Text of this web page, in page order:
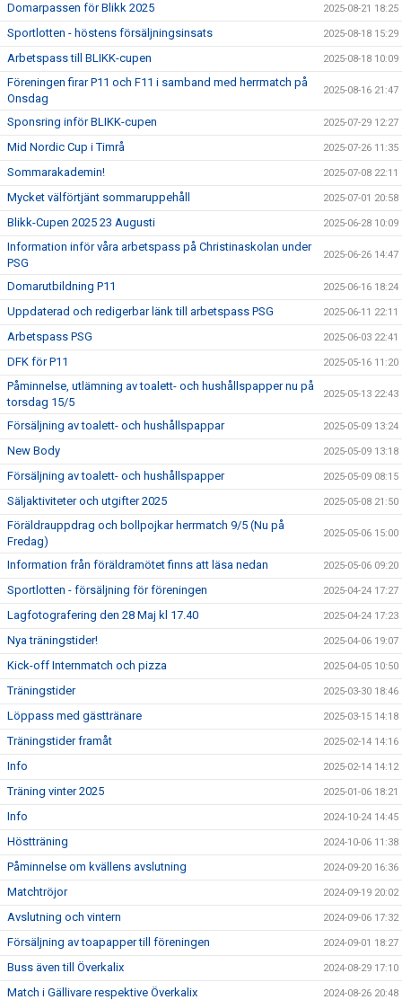
Domarpassen för Blikk 2025 2025-08-21 18:25
Sportlotten - höstens försäljningsinsats 2025-08-18 15:29
Arbetspass till BLIKK-cupen 2025-08-18 10:09
Föreningen firar P11 och F11 i samband med herrmatch på
Onsdag
2025-08-16 21:47
Sponsring inför BLIKK-cupen 2025-07-29 12:27
Mid Nordic Cup i Timrå 2025-07-26 11:35
Sommarakademin! 2025-07-08 22:11
Mycket välförtjänt sommaruppehåll 2025-07-01 20:58
Blikk-Cupen 2025 23 Augusti 2025-06-28 10:09
Information inför våra arbetspass på Christinaskolan under
PSG
2025-06-26 14:47
Domarutbildning P11 2025-06-16 18:24
Uppdaterad och redigerbar länk till arbetspass PSG 2025-06-11 22:11
Arbetspass PSG 2025-06-03 22:41
DFK för P11 2025-05-16 11:20
Påminnelse, utlämning av toalett- och hushållspapper nu på
torsdag 15/5
2025-05-13 22:43
Försäljning av toalett- och hushållspappar 2025-05-09 13:24
New Body 2025-05-09 13:18
Försäljning av toalett- och hushållspapper 2025-05-09 08:15
Säljaktiviteter och utgifter 2025 2025-05-08 21:50
Föräldrauppdrag och bollpojkar herrmatch 9/5 (Nu på
Fredag)
2025-05-06 15:00
Information från föräldramötet finns att läsa nedan 2025-05-06 09:20
Sportlotten - försäljning för föreningen 2025-04-24 17:27
Lagfotografering den 28 Maj kl 17.40 2025-04-24 17:23
Nya träningstider! 2025-04-06 19:07
Kick-off Internmatch och pizza 2025-04-05 10:50
Träningstider 2025-03-30 18:46
Löppass med gästtränare 2025-03-15 14:18
Träningstider framåt 2025-02-14 14:16
Info 2025-02-14 14:12
Träning vinter 2025 2025-01-06 18:21
Info 2024-10-24 14:45
Höstträning 2024-10-06 11:38
Påminnelse om kvällens avslutning 2024-09-20 16:36
Matchtröjor 2024-09-19 20:02
Avslutning och vintern 2024-09-06 17:32
Försäljning av toapapper till föreningen 2024-09-01 18:27
Buss även till Överkalix 2024-08-29 17:10
Match i Gällivare respektive Överkalix 2024-08-26 20:48